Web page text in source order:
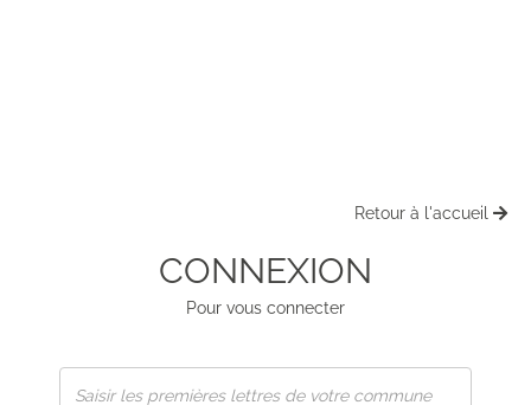
Retour à l'accueil
CONNEXION
Pour vous connecter